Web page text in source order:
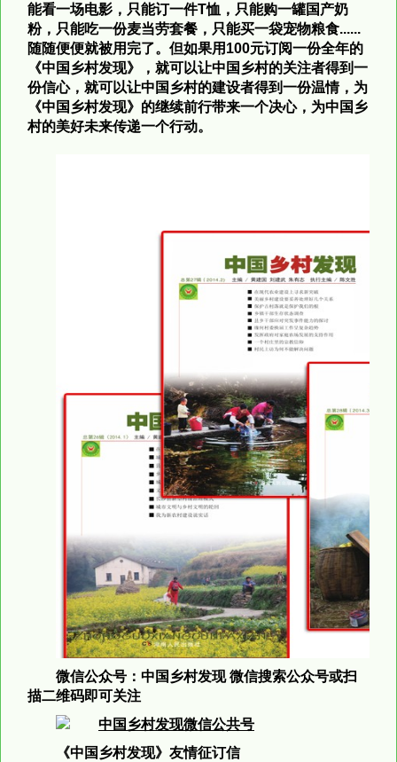
能看一场电影，只能订一件T恤，只能购一罐国产奶
粉，只能吃一份麦当劳套餐，只能买一袋宠物粮食......
随随便便就被用完了。但如果用100元订阅一份全年的
《中国乡村发现》，就可以让中国乡村的关注者得到一
份信心，就可以让中国乡村的建设者得到一份温情，为
《中国乡村发现》的继续前行带来一个决心，为中国乡
村的美好未来传递一个行动。
微信公众号：中国乡村发现微信搜索公众号或扫
描二维码即可关注
《中国乡村发现》友情征订信